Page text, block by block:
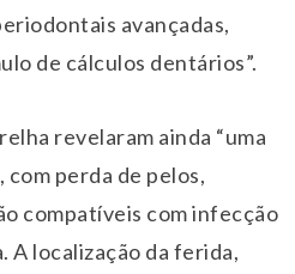
avançadas,
de cálculos dentários”.
revelaram ainda “uma
perda de pelos,
compatíveis com infecção
A localização da ferida,